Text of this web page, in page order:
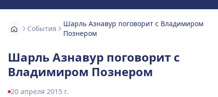
События
Шарль Азнавур поговорит с Владимиром
Познером
Шарль Азнавур поговорит с
Владимиром Познером
20 апреля 2015 г.